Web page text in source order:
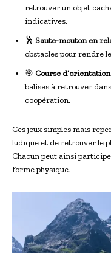
retrouver un objet
indicatives.
🕺 Saute-mouton en
obstacles pour rendre
🎯 Course
balises à retrouver
coopération.
Ces jeux simples mais
ludique et de retrouver le
Chacun peut ainsi
forme physique.